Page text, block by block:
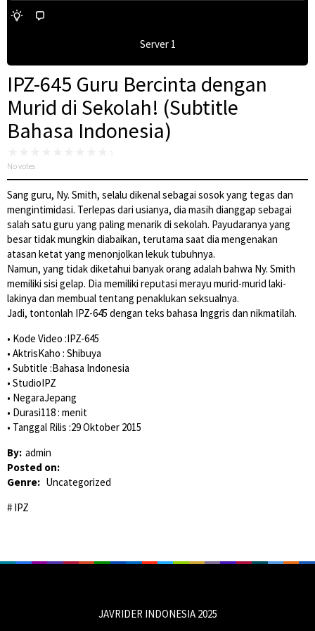
Server 1
IPZ-645 Guru Bercinta dengan
Murid di Sekolah! (Subtitle
Bahasa Indonesia)
No votes
Sang guru, Ny. Smith, selalu dikenal sebagai sosok yang tegas dan
mengintimidasi. Terlepas dari usianya, dia masih dianggap sebagai
salah satu guru yang paling menarik di sekolah. Payudaranya yang
besar tidak mungkin diabaikan, terutama saat dia mengenakan
atasan ketat yang menonjolkan lekuk tubuhnya.
Namun, yang tidak diketahui banyak orang adalah bahwa Ny. Smith
memiliki sisi gelap. Dia memiliki reputasi merayu murid-murid laki-
lakinya dan membual tentang penaklukan seksualnya.
Jadi, tontonlah IPZ-645 dengan teks bahasa Inggris dan nikmatilah.
• Kode Video :IPZ-645
• AktrisKaho : Shibuya
• Subtitle :Bahasa Indonesia
• StudioIPZ
• NegaraJepang
• Durasi118 : menit
• Tanggal Rilis :29 Oktober 2015
By: admin
Posted on:
Genre: Uncategorized
IPZ
JAVRIDER INDONESIA 2025